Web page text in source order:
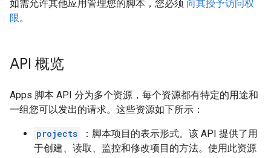
如需允许其他应用管理您的脚本，您必须 向其授予访问权
限。
API 概览
Apps 脚本 API 分为多个资源，每个资源都有特定的用途和
一组您可以发出的请求。这些资源如下所示：
projects
：脚本项目的表示形式。该 API 提供了用
于创建、读取、监控和修改项目的方法。使用此资源